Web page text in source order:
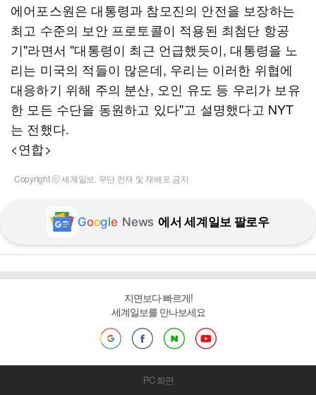
에어포스원은 대통령과 참모진의 안전을 보장하는
최고 수준의 보안 프로토콜이 적용된 최첨단 항공
기"라면서 "대통령이 최근 언급했듯이, 대통령을 노
리는 미국의 적들이 많은데, 우리는 이러한 위협에
대응하기 위해 주의 분산, 오인 유도 등 우리가 보유
한 모든 수단을 동원하고 있다"고 설명했다고 NYT
는 전했다.
<연합>
Copyright ⓒ 세계일보. 무단 전재 및 재배포 금지
Google News 에서 세계일보 팔로우
지면보다 빠르게!
세계일보를 만나보세요
PC 화면